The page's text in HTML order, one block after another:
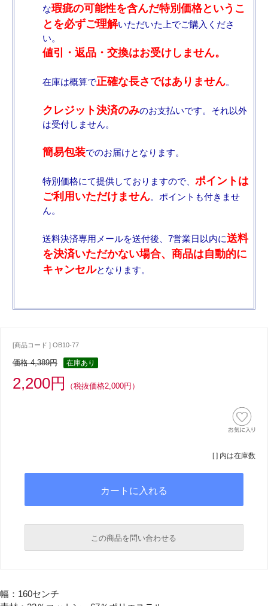
な瑕疵の可能性を含んだ特別価格というこ
とを必ずご理解いただいた上でご購入くださ
い。
値引・返品・交換はお受けしません。
在庫は概算で正確な長さではありません。
クレジット決済のみのお支払いです。それ以外
は受付しません。
簡易包装でのお届けとなります。
特別価格にて提供しておりますので、 ポイントは
ご利用いただけません。ポイントも付きませ
ん。
送料決済専用メールを送付後、7営業日以内に送料
を決済いただかない場合、商品は自動的に
キャンセルとなります。
[商品コード ] OB10-77
価格 4,389円 在庫あり
2,200円 （税抜価格2,000円）
[ ] 内は在庫数
この商品を問い合わせる
幅：160センチ